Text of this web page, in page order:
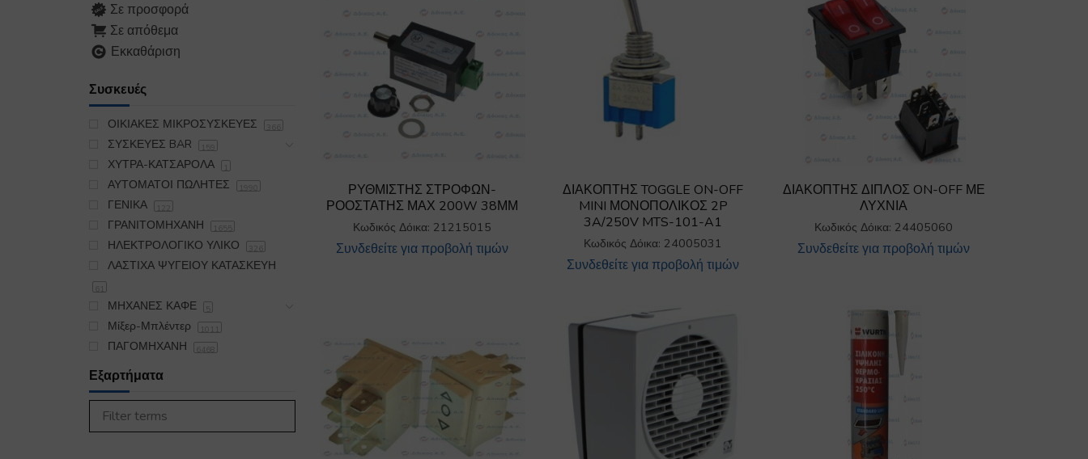
Σε προσφορά
Σε απόθεμα
Εκκαθάριση
Συσκευές
ΟΙΚΙΑΚΕΣ ΜΙΚΡΟΣΥΣΚΕΥΕΣ 366
ΣΥΣΚΕΥΕΣ BAR 159
ΧΥΤΡΑ-ΚΑΤΣΑΡΟΛΑ 1
ΑΥΤΟΜΑΤΟΙ ΠΩΛΗΤΕΣ 1990
ΓΕΝΙΚΑ 122
ΓΡΑΝΙΤΟΜΗΧΑΝΗ 1655
ΗΛΕΚΤΡΟΛΟΓΙΚΟ ΥΛΙΚΟ 326
ΛΑΣΤΙΧΑ ΨΥΓΕΙΟΥ ΚΑΤΑΣΚΕΥΗ
61
ΜΗΧΑΝΕΣ ΚΑΦΕ 5
Μίξερ-Μπλέντερ 1011
ΠΑΓΟΜΗΧΑΝΗ 6468
ΠΛΥΝΤΗΡΙΟ
ΣΙΔΕΡΩΤΗΡΙΟ
985
Εξαρτήματα
ΡΥΘΜΙΣΤΗΣ ΣΤΡΟΦΩΝ-
ΡΟΟΣΤΑΤΗΣ ΜΑΧ 200W 38ΜΜ
Κωδικός Δόικα: 21215015
Συνδεθείτε για προβολή τιμών
ΔΙΑΚΟΠΤΗΣ TOGGLE ON-OFF
MINI ΜΟΝΟΠΟΛΙΚΟΣ 2P
3A/250V MTS-101-A1
Κωδικός Δόικα: 24005031
Συνδεθείτε για προβολή τιμών
ΔΙΑΚΟΠΤΗΣ ΔΙΠΛΟΣ ON-OFF ΜΕ
ΛΥΧΝΙΑ
Κωδικός Δόικα: 24405060
Συνδεθείτε για προβολή τιμών